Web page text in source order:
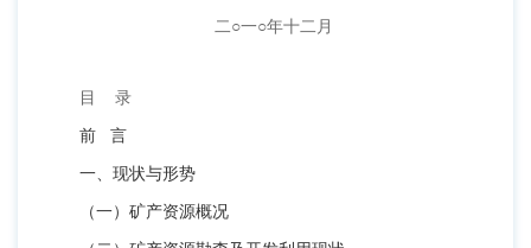
二○一○年十二月
目 录
前 言
一、现状与形势
（一）矿产资源概况